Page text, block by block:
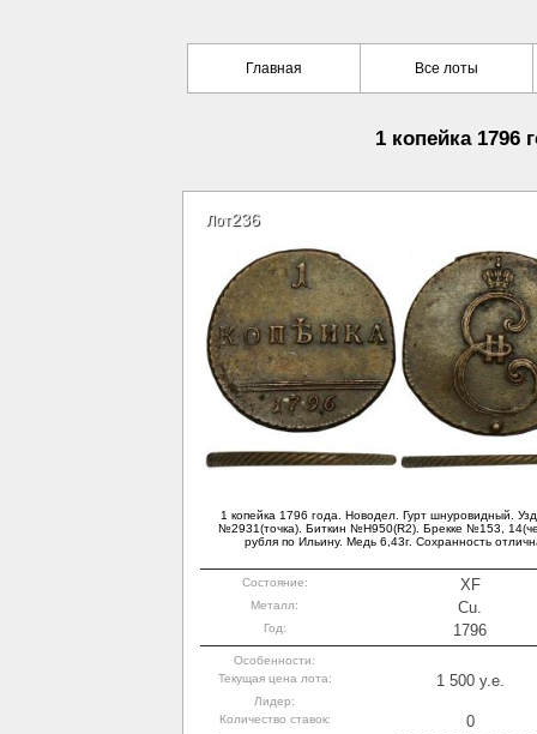
Главная Все лоты
1 копейка 1796
Лот236
1 копейка 1796 года. Новодел. Гурт шнуровидный.
№2931(точка). Биткин №Н950(R2). Брекке №153,
рубля по Ильину. Медь 6,43г. Сохранность
Состояние: XF
Металл: Cu.
Год: 1796
Особенности:
Текущая цена лота:
1 500 y.e.
Лидер:
Количество ставок:
0